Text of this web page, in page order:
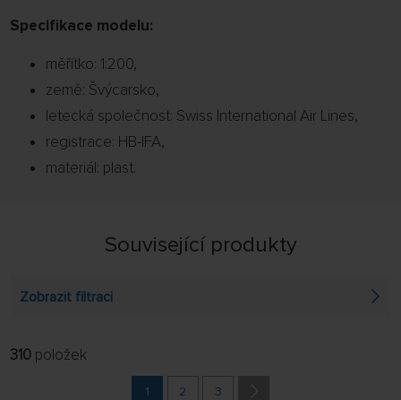
Specifikace modelu:
měřítko: 1:200,
země: Švýcarsko,
letecká společnost: Swiss International Air Lines,
registrace: HB-IFA,
materiál: plast.
Související produkty
Zobrazit filtraci
FILTROVAT:
ABECEDNĚ
310 položek
1 2 3